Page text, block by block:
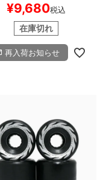
¥9,680税込
在庫切れ
再入荷お知らせ